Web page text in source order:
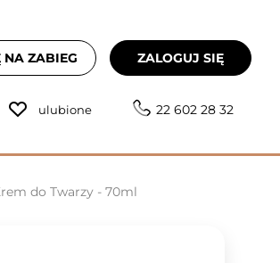
NA ZABIEG ZALOGUJ SIĘ
ulubione 22 602 28 32
do Twarzy - 70ml